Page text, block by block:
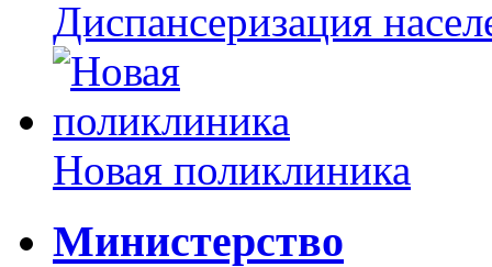
Диспансеризация
Новая поликлиника
Министерство